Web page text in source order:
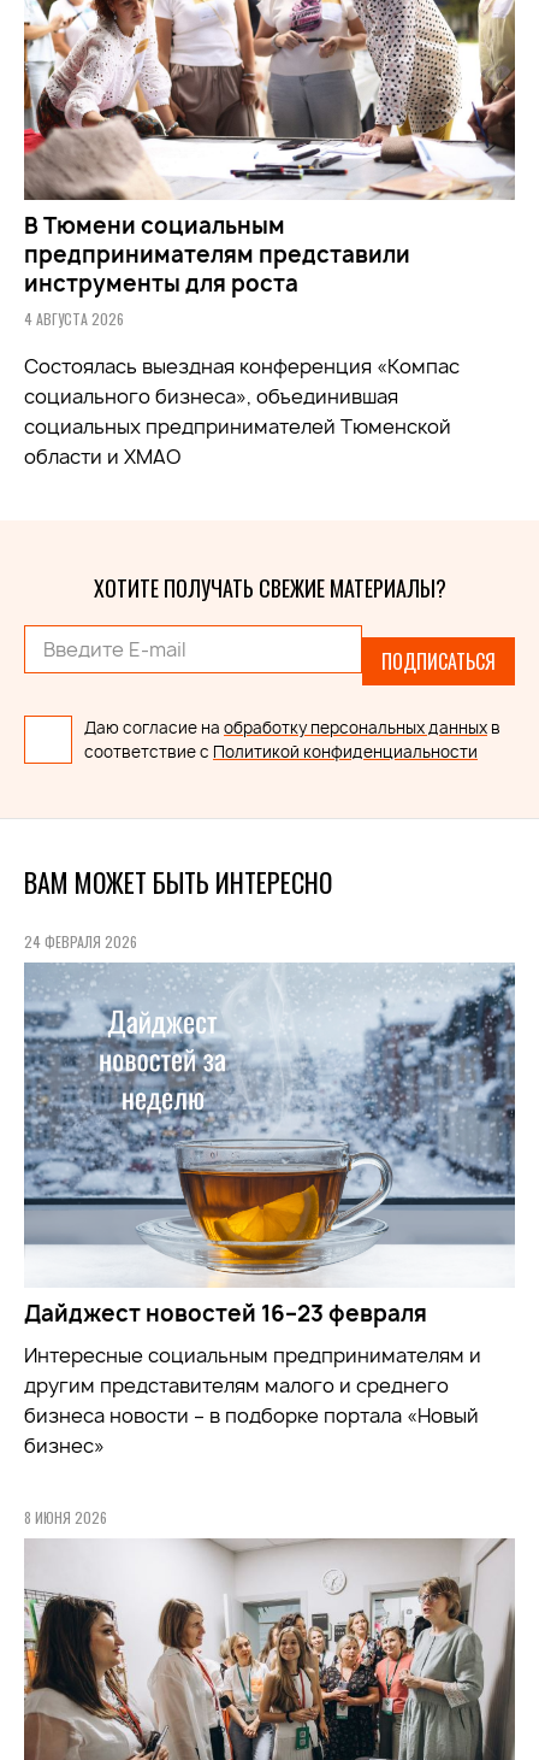
В Тюмени социальным
предпринимателям представили
инструменты для роста
4 АВГУСТА 2026
Состоялась выездная конференция «Компас
социального бизнеса», объединившая
социальных предпринимателей Тюменской
области и ХМАО
ХОТИТЕ ПОЛУЧАТЬ СВЕЖИЕ МАТЕРИАЛЫ?
ПОДПИСАТЬСЯ
Даю согласие на обработку персональных данных в
соответствие с Политикой конфиденциальности
ВАМ МОЖЕТ БЫТЬ ИНТЕРЕСНО
24 ФЕВРАЛЯ 2026
Дайджест новостей 16–23 февраля
Интересные социальным предпринимателям и
другим представителям малого и среднего
бизнеса новости – в подборке портала «Новый
бизнес»
8 ИЮНЯ 2026